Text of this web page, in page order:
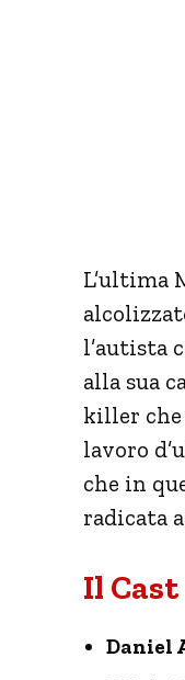
L’ultima
l’autista
alla sua
killer che
lavoro
che in
radicata
Il Cast
Daniel